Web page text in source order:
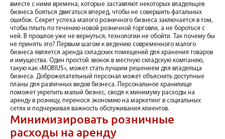
вместе с ними времена, которые заставляют некоторых владельцев
бизнеса бояться двигаться вперед, чтобы не совершить фатальных
ошибок. Секрет успеха малого розничного бизнеса заключается в том,
чтобы плыть по течению новой розничной торговли, а не бороться с
ней. В прошлое уже не вернуться, технологии не обойти. Так почему бы
не принять это? Первым шагом к ведению современного малого
бизнеса является аренда складских помещений для хранения товаров
и имущества. Один простой звонок в местную складскую компанию,
такую как «MOBIUS», может стать лучшим решением для владельца
бизнеса. Доброжелательный персонал может объяснить доступные
планы для различных видов бизнеса. Персональное хранилище
поможет укрепить малый бизнес, сводя к минимуму расходы на
аренду в розницу, перенося экономию на маркетинг в социальных
сетях и подчеркивая важность обслуживания клиентов.
Минимизировать розничные
расходы на аренду